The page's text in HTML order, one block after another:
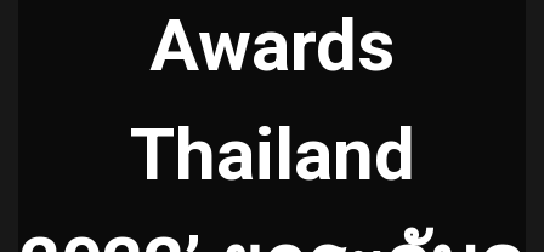
Awards
Thailand